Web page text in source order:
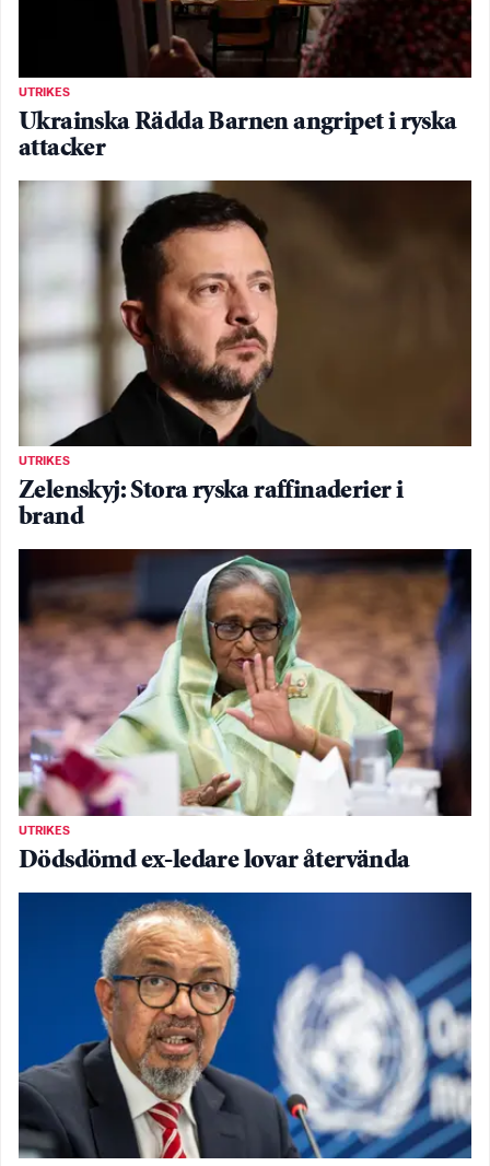
UTRIKES
Ukrainska Rädda Barnen angripet i ryska
attacker
UTRIKES
Zelenskyj: Stora ryska raffinaderier i
brand
UTRIKES
Dödsdömd ex-ledare lovar återvända